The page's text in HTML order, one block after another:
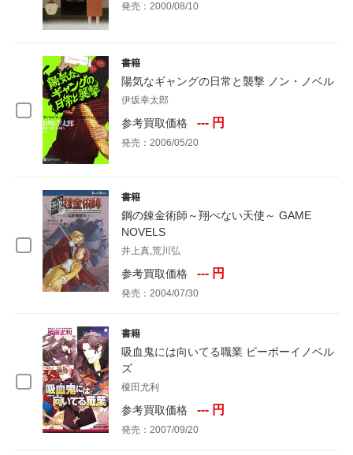
発売：2000/08/10
書籍
陽気なギャングの日常と襲撃 ノン・ノベル
伊坂幸太郎
参考買取価格 --- 円
発売：2006/05/20
書籍
鋼の錬金術師～翔べない天使～ GAME
NOVELS
井上真,荒川弘
参考買取価格 --- 円
発売：2004/07/30
書籍
吸血鬼には向いてる職業 ビーボーイノベル
ズ
榎田尤利
参考買取価格 --- 円
発売：2007/09/20